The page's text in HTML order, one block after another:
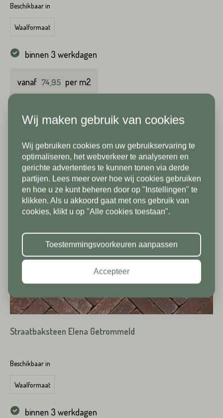
Beschikbaar in
Waalformaat
binnen 3 werkdagen
vanaf 74,95 per m2
Straatbaksteen Elena Getrommeld
Beschikbaar in
Waalformaat
binnen 3 werkdagen
Telefoonnummer*
Land*
Huisnummer*
Emailadres*
Telefoonnummer*
Land*
Nederland
Postcode*
Straat*
Plaats*
In verband met onze
vakantiesluiting zijn wij vanaf 1/8
tot en met 9/8 gesloten. Vanaf
10/8 zien we jullie graag weer bij
ons in de showroom. Fijne
vakantie!
Wij maken gebruik van cookies
Wij gebruiken cookies om uw gebruikservaring te
optimaliseren, het webverkeer te analyseren en
gerichte advertenties te kunnen tonen via derde
partijen. Lees meer over hoe wij cookies gebruiken
en hoe u ze kunt beheren door op "Instellingen" te
klikken. Als u akkoord gaat met ons gebruik van
cookies, klikt u op "Alle cookies toestaan".
Toestemmingsvoorkeuren aanpassen
Accepteer